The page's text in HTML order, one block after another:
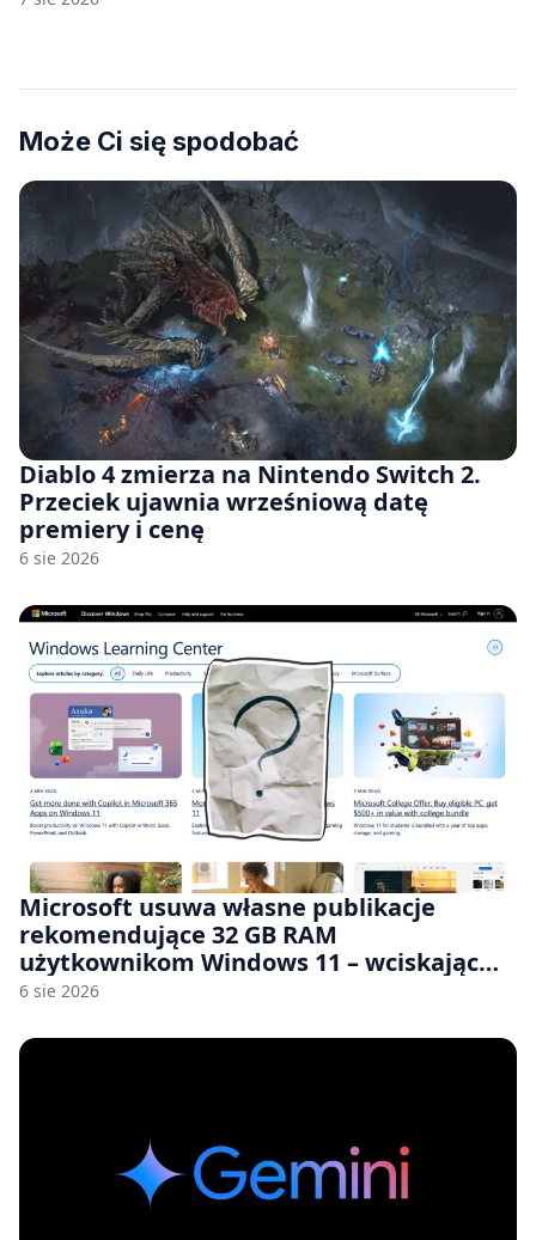
Może Ci się spodobać
Diablo 4 zmierza na Nintendo Switch 2.
Przeciek ujawnia wrześniową datę
premiery i cenę
6 sie 2026
Microsoft usuwa własne publikacje
rekomendujące 32 GB RAM
użytkownikom Windows 11 – wciskając
nam przy tym komputery z 8 GB RAM po
6 sie 2026